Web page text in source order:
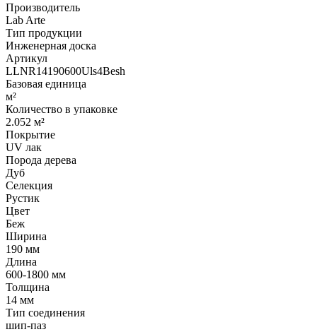
Производитель
Lab Arte
Тип продукции
Инженерная доска
Артикул
LLNR14190600Uls4Besh
Базовая единица
м²
Количество в упаковке
2.052 м²
Покрытие
UV лак
Порода дерева
Дуб
Селекция
Рустик
Цвет
Беж
Ширина
190 мм
Длина
600-1800 мм
Толщина
14 мм
Тип соединения
шип-паз